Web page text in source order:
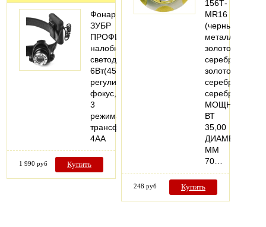
Фонарь
ЗУБР
ПРОФИ
налобный
светодиодный,
6Вт(450Лм),
регулируемый
фокус,
3
режима,
трансформер,
4АА
1 990 руб Купить
156Т-
MR16
(черный
металлик-
золото,матовое
серебро-
золото,титан-
серебро,хром-
серебро)
МОЩНОСТЬ,
ВТ
35,00
ДИАМЕТР,
ММ
70…
248 руб Купить